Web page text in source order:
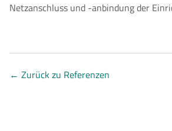
Netzanschluss und -anbindung der
← Zurück zu Referenzen